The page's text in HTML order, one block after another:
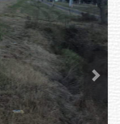
Next